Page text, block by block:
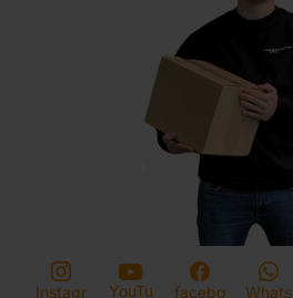
Instagr
YouTu
facebo
Whats